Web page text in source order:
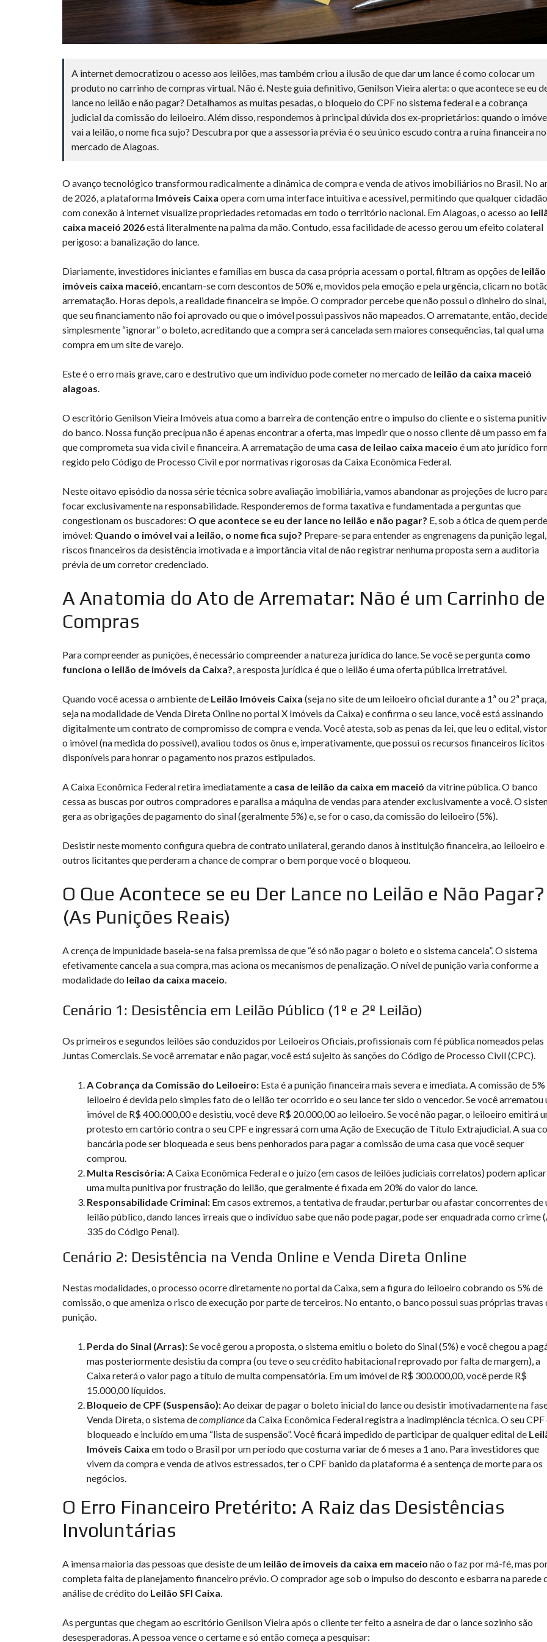
A internet democratizou o acesso aos leilões, mas também criou a ilusão de que dar um lance é como colocar um
produto no carrinho de compras virtual. Não é. Neste guia definitivo, Genilson Vieira alerta: o que acontece se eu
lance no leilão e não pagar? Detalhamos as multas pesadas, o bloqueio do CPF no sistema federal e a cobrança
judicial da comissão do leiloeiro. Além disso, respondemos à principal dúvida dos ex-proprietários: quando o
vai a leilão, o nome fica sujo? Descubra por que a assessoria prévia é o seu único escudo contra a ruína financeira no
mercado de Alagoas.
O avanço tecnológico transformou radicalmente a dinâmica de compra e venda de ativos imobiliários no Brasil. No
de 2026, a plataforma Imóveis Caixa opera com uma interface intuitiva e acessível, permitindo que qualquer cidadão
com conexão à internet visualize propriedades retomadas em todo o território nacional. Em Alagoas, o acesso ao
caixa maceió 2026está literalmente na palma da mão. Contudo, essa facilidade de acesso gerou um efeito colateral
perigoso: a banalização do lance.
Diariamente, investidores iniciantes e famílias em busca da casa própria acessam o portal, filtram as opções de
imóveis caixa maceió, encantam-se com descontos de 50% e, movidos pela emoção e pela urgência, clicam no
arrematação. Horas depois, a realidade financeira se impõe. O comprador percebe que não possui o dinheiro do sinal,
que seu financiamento não foi aprovado ou que o imóvel possui passivos não mapeados. O arrematante, então, decide
simplesmente “ignorar” o boleto, acreditando que a compra será cancelada sem maiores consequências, tal qual uma
compra em um site de varejo.
Este é o erro mais grave, caro e destrutivo que um indivíduo pode cometer no mercado de leilão da caixa maceió
alagoas.
O escritório Genilson Vieira Imóveis atua como a barreira de contenção entre o impulso do cliente e o sistema
do banco. Nossa função precípua não é apenas encontrar a oferta, mas impedir que o nosso cliente dê um passo em
que comprometa sua vida civil e financeira. A arrematação de uma casa de leilao caixa maceio é um ato jurídico
regido pelo Código de Processo Civil e por normativas rigorosas da Caixa Econômica Federal.
Neste oitavo episódio da nossa série técnica sobre avaliação imobiliária, vamos abandonar as projeções de lucro
focar exclusivamente na responsabilidade. Responderemos de forma taxativa e fundamentada a perguntas que
congestionam os buscadores: O que acontece se eu der lance no leilão e não pagar? E, sob a ótica de quem
imóvel: Quando o imóvel vai a leilão, o nome fica sujo? Prepare-se para entender as engrenagens da punição
riscos financeiros da desistência imotivada e a importância vital de não registrar nenhuma proposta sem a auditoria
prévia de um corretor credenciado.
A Anatomia do Ato de Arrematar: Não é um Carrinho de
Compras
Para compreender as punições, é necessário compreender a natureza jurídica do lance. Se você se pergunta como
funciona o leilão de imóveis da Caixa?, a resposta jurídica é que o leilão é uma oferta pública irretratável.
Quando você acessa o ambiente de Leilão Imóveis Caixa (seja no site de um leiloeiro oficial durante a 1ª ou 2ª praça,
seja na modalidade de Venda Direta Online no portal X Imóveis da Caixa) e confirma o seu lance, você está assinando
digitalmente um contrato de compromisso de compra e venda. Você atesta, sob as penas da lei, que leu o edital,
o imóvel (na medida do possível), avaliou todos os ônus e, imperativamente, que possui os recursos financeiros lícitos
disponíveis para honrar o pagamento nos prazos estipulados.
A Caixa Econômica Federal retira imediatamente a casa de leilão da caixa em maceió da vitrine pública. O banco
cessa as buscas por outros compradores e paralisa a máquina de vendas para atender exclusivamente a você. O
gera as obrigações de pagamento do sinal (geralmente 5%) e, se for o caso, da comissão do leiloeiro (5%).
Desistir neste momento configura quebra de contrato unilateral, gerando danos à instituição financeira, ao leiloeiro e
outros licitantes que perderam a chance de comprar o bem porque você o bloqueou.
O Que Acontece se eu Der Lance no Leilão e Não Pagar?
(As Punições Reais)
A crença de impunidade baseia-se na falsa premissa de que “é só não pagar o boleto e o sistema cancela”. O sistema
efetivamente cancela a sua compra, mas aciona os mecanismos de penalização. O nível de punição varia conforme a
modalidade do leilao da caixa maceio.
Cenário 1: Desistência em Leilão Público (1º e 2º Leilão)
Os primeiros e segundos leilões são conduzidos por Leiloeiros Oficiais, profissionais com fé pública nomeados pelas
Juntas Comerciais. Se você arrematar e não pagar, você está sujeito às sanções do Código de Processo Civil (CPC).
A Cobrança da Comissão do Leiloeiro: Esta é a punição financeira mais severa e imediata. A comissão de 5%
leiloeiro é devida pelo simples fato de o leilão ter ocorrido e o seu lance ter sido o vencedor. Se você arrematou
imóvel de R$ 400.000,00 e desistiu, você deve R$ 20.000,00 ao leiloeiro. Se você não pagar, o leiloeiro emitirá
protesto em cartório contra o seu CPF e ingressará com uma Ação de Execução de Título Extrajudicial. A sua
bancária pode ser bloqueada e seus bens penhorados para pagar a comissão de uma casa que você sequer
comprou.
Multa Rescisória:A Caixa Econômica Federal e o juízo (em casos de leilões judiciais correlatos) podem aplicar
uma multa punitiva por frustração do leilão, que geralmente é fixada em 20% do valor do lance.
Responsabilidade Criminal: Em casos extremos, a tentativa de fraudar, perturbar ou afastar concorrentes de
leilão público, dando lances irreais que o indivíduo sabe que não pode pagar, pode ser enquadrada como crime
335 do Código Penal).
Cenário 2: Desistência na Venda Online e Venda Direta Online
Nestas modalidades, o processo ocorre diretamente no portal da Caixa, sem a figura do leiloeiro cobrando os 5% de
comissão, o que ameniza o risco de execução por parte de terceiros. No entanto, o banco possui suas próprias travas
punição.
Perda do Sinal (Arras):Se você gerou a proposta, o sistema emitiu o boleto do Sinal (5%) e você chegou a
mas posteriormente desistiu da compra (ou teve o seu crédito habitacional reprovado por falta de margem), a
Caixa reterá o valor pago a título de multa compensatória. Em um imóvel de R$ 300.000,00, você perde R$
15.000,00 líquidos.
Bloqueio de CPF (Suspensão):Ao deixar de pagar o boleto inicial do lance ou desistir imotivadamente na
Venda Direta, o sistema decomplianceda Caixa Econômica Federal registra a inadimplência técnica. O seu CPF
bloqueado e incluído em uma “lista de suspensão”. Você ficará impedido de participar de qualquer edital de
Imóveis Caixa em todo o Brasil por um período que costuma variar de 6 meses a 1 ano. Para investidores que
vivem da compra e venda de ativos estressados, ter o CPF banido da plataforma é a sentença de morte para os
negócios.
O Erro Financeiro Pretérito: A Raiz das Desistências
Involuntárias
A imensa maioria das pessoas que desiste de um leilão de imoveis da caixa em maceio não o faz por má-fé, mas
completa falta de planejamento financeiro prévio. O comprador age sob o impulso do desconto e esbarra na parede
análise de crédito do Leilão SFI Caixa.
As perguntas que chegam ao escritório Genilson Vieira após o cliente ter feito a asneira de dar o lance sozinho são
desesperadoras. A pessoa vence o certame e só então começa a pesquisar: